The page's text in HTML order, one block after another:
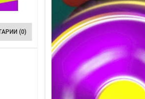
(0)